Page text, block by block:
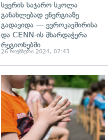
სვერის საჯარო სკოლა
განახლებად ენერგიაზე
გადავიდა — ევროკავშირისა
და CENN-ის მხარდაჭერა
რეგიონებში
26 ნოემბერი 2024, 07:43